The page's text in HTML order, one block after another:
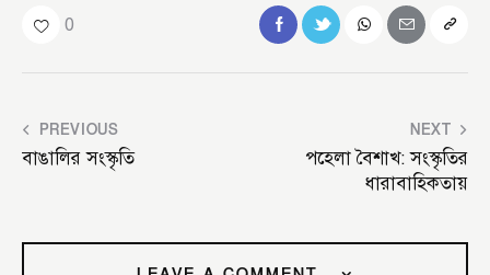
0
PREVIOUS
বাঙালির সংস্কৃতি
NEXT
পহেলা বৈশাখ: সংস্কৃতির
ধারাবাহিকতায়